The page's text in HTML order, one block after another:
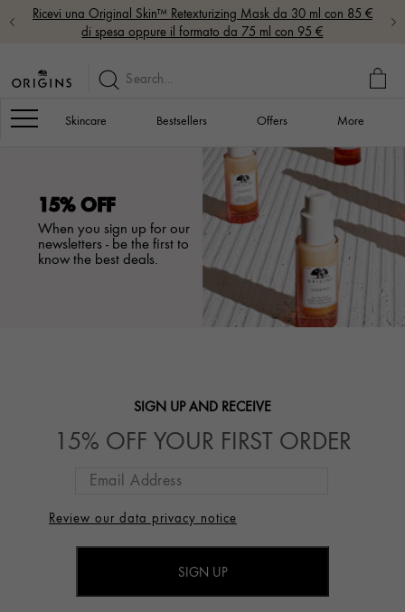
Ricevi una Original Skin™ Retexturizing Mask da 30 ml con 85 €
di spesa oppure il formato da 75 ml con 95 €
MY
Navigation
Skincare Bestsellers Offers More
15% OFF
When you sign up for our
newsletters - be the first to
know the best deals.
SIGN UP AND RECEIVE
15% OFF YOUR FIRST ORDER
Review our data privacy notice